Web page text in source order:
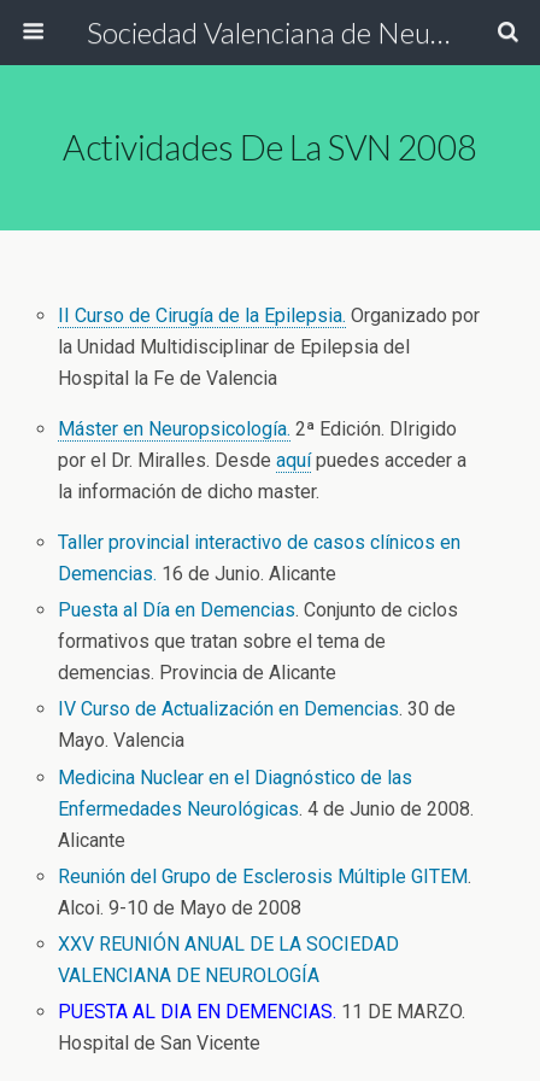
Sociedad Valenciana de Neurología
Actividades De La SVN 2008
II Curso de Cirugía de la Epilepsia. Organizado por
la Unidad Multidisciplinar de Epilepsia del
Hospital la Fe de Valencia
Máster en Neuropsicología. 2ª Edición. DIrigido
por el Dr. Miralles. Desdeaquípuedes acceder a
la información de dicho master.
Taller provincial interactivo de casos clínicos en
Demencias. 16 de Junio. Alicante
Puesta al Día en Demencias. Conjunto de ciclos
formativos que tratan sobre el tema de
demencias. Provincia de Alicante
IV Curso de Actualización en Demencias. 30 de
Mayo. Valencia
Medicina Nuclear en el Diagnóstico de las
Enfermedades Neurológicas. 4 de Junio de 2008.
Alicante
Reunión del Grupo de Esclerosis Múltiple GITEM.
Alcoi. 9-10 de Mayo de 2008
XXV REUNIÓN ANUAL DE LA SOCIEDAD
VALENCIANA DE NEUROLOGÍA
PUESTA AL DIA EN DEMENCIAS. 11 DE MARZO.
Hospital de San Vicente